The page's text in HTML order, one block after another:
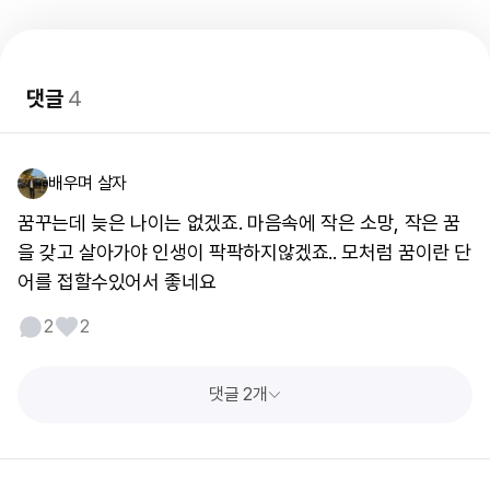
댓글4
배우며 살자
꿈꾸는데 늦은 나이는 없겠죠. 마음속에 작은 소망, 작은 꿈
을 갖고 살아가야 인생이 팍팍하지않겠죠.. 모처럼 꿈이란 단
어를 접할수있어서 좋네요
2 2
댓글 2개